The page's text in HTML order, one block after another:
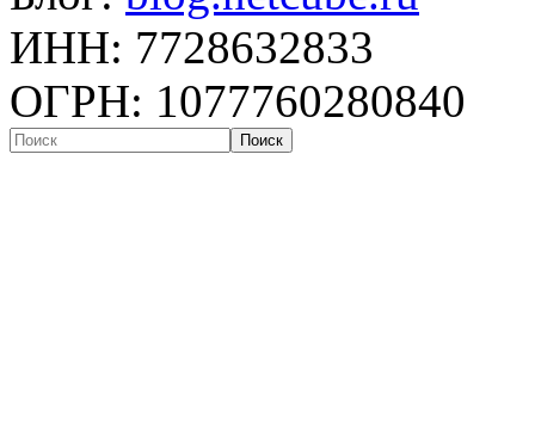
ИНН: 7728632833
ОГРН: 1077760280840